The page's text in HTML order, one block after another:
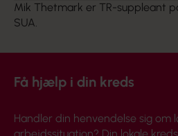
Mik Thetmark er TR-suppleant
SUA.
Få hjælp i din kreds
Handler din henvendelse sig om